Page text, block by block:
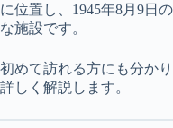
に位置し、1945年8月9日
な施設です。
初めて訪れる方にも分か
詳しく解説します。